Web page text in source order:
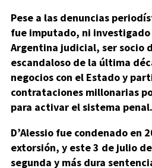
Pese a las denuncias
fue imputado, ni
Argentina judicial, ser socio
escandaloso de la última
negocios con el Estado y
contrataciones millonarias
para activar el sistema penal.
D’Alessio fue condenado en
extorsión, y este 3 de julio
segunda y más dura